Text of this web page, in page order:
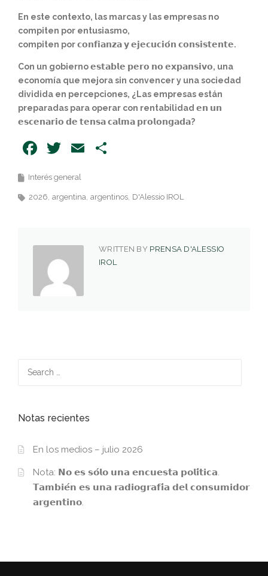
En este contexto, las marcas y las empresas no
compiten por entusiasmo,
compiten por 𝗰𝗼𝗻𝗳𝗶𝗮𝗻𝘇𝗮 𝘆 𝗲𝗷𝗲𝗰𝘂𝗰𝗶𝗼́𝗻 𝗰𝗼𝗻𝘀𝗶𝘀𝘁𝗲𝗻𝘁𝗲.
Con un gobierno 𝗲𝘀𝘁𝗮𝗯𝗹𝗲 𝗽𝗲𝗿𝗼 𝗻𝗼 𝗲𝘅𝗽𝗮𝗻𝘀𝗶𝘃𝗼, una
economía que mejora sin convencer y una sociedad
dividida en percepciones, ¿Las empresas están
preparadas para operar con rentabilidad 𝗲𝗻 𝘂𝗻
𝗲𝘀𝗰𝗲𝗻𝗮𝗿𝗶𝗼 𝗱𝗲 𝘁𝗲𝗻𝘀𝗮 𝗰𝗮𝗹𝗺𝗮 𝗽𝗿𝗼𝗹𝗼𝗻𝗴𝗮𝗱𝗮?
Facebook
Twitter
Email
Interés general
2026 argentina argentinos D'Alessio IROL
WRITTEN BY PRENSA D'ALESSIO
IROL
Notas recientes
En los medios – julio 2026
Nota: 𝗡𝗼 𝗲𝘀 𝘀𝗼́𝗹𝗼 𝘂𝗻𝗮 𝗲𝗻𝗰𝘂𝗲𝘀𝘁𝗮 𝗽𝗼𝗹𝗶́𝘁𝗶𝗰𝗮.
𝗧𝗮𝗺𝗯𝗶𝗲́𝗻 𝗲𝘀 𝘂𝗻𝗮 𝗿𝗮𝗱𝗶𝗼𝗴𝗿𝗮𝗳𝗶́𝗮 𝗱𝗲𝗹 𝗰𝗼𝗻𝘀𝘂𝗺𝗶𝗱𝗼𝗿
𝗮𝗿𝗴𝗲𝗻𝘁𝗶𝗻𝗼.